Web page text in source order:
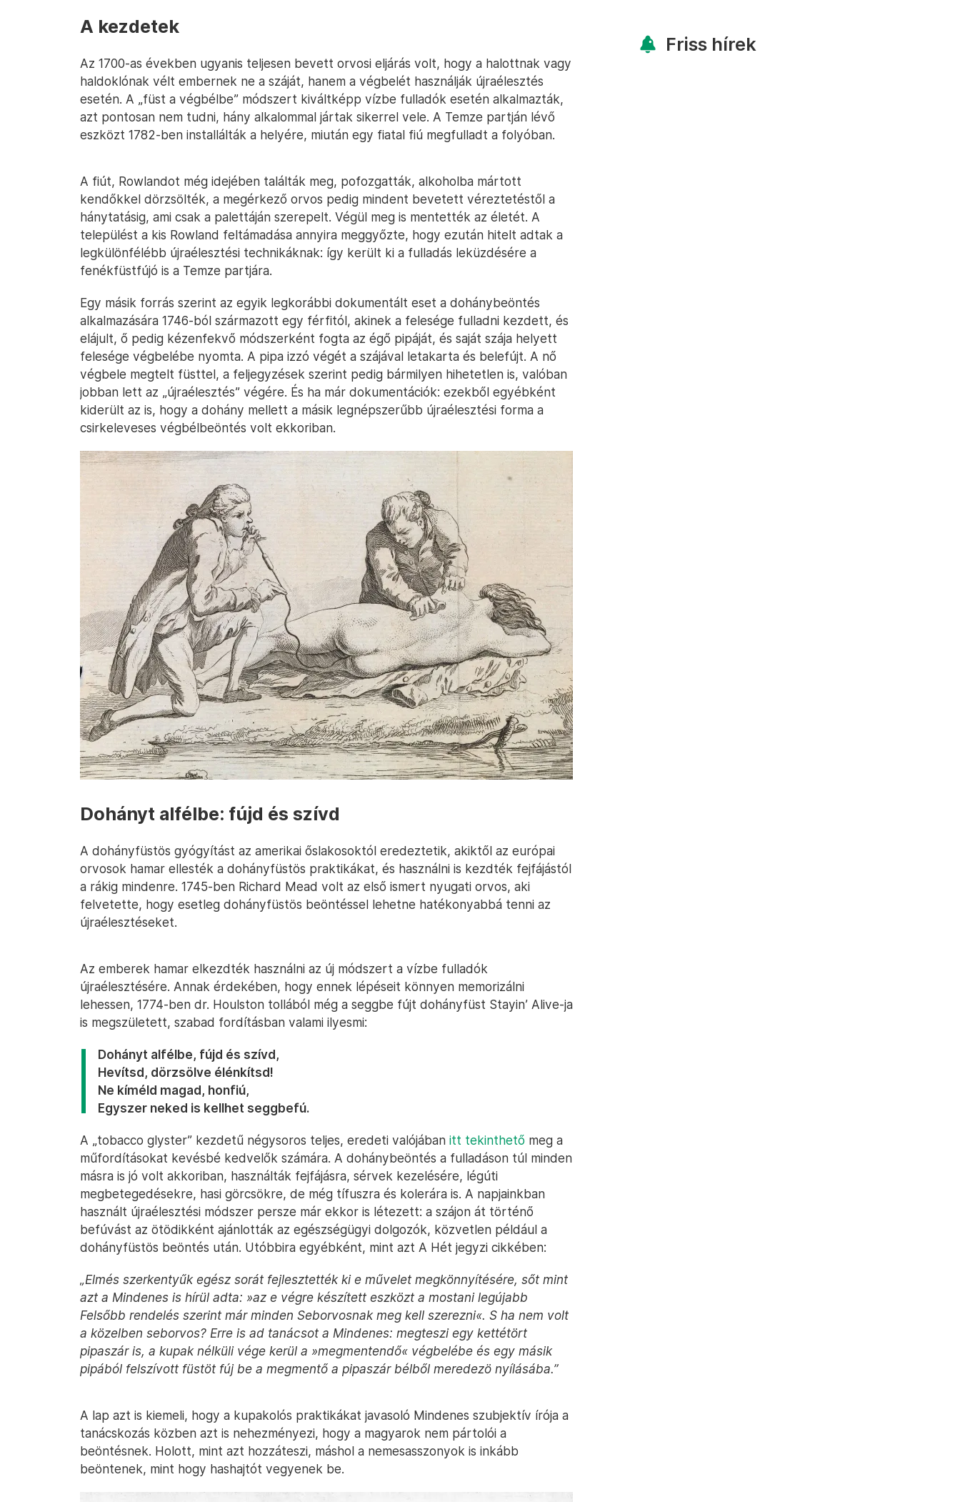
A kezdetek
Az 1700-as években ugyanis teljesen bevett orvosi eljárás volt, hogy a halottnak vagy
haldoklónak vélt embernek ne a száját, hanem a végbelét használják újraélesztés
esetén. A „füst a végbélbe” módszert kiváltképp vízbe fulladók esetén alkalmazták,
azt pontosan nem tudni, hány alkalommal jártak sikerrel vele. A Temze partján lévő
eszközt 1782-ben installálták a helyére, miután egy fiatal fiú megfulladt a folyóban.
A fiút, Rowlandot még idejében találták meg, pofozgatták, alkoholba mártott
kendőkkel dörzsölték, a megérkező orvos pedig mindent bevetett véreztetéstől a
hánytatásig, ami csak a palettáján szerepelt. Végül meg is mentették az életét. A
települést a kis Rowland feltámadása annyira meggyőzte, hogy ezután hitelt adtak a
legkülönfélébb újraélesztési technikáknak: így került ki a fulladás leküzdésére a
fenékfüstfújó is a Temze partjára.
Egy másik forrás szerint az egyik legkorábbi dokumentált eset a dohánybeöntés
alkalmazására 1746-ból származott egy férfitól, akinek a felesége fulladni kezdett, és
elájult, ő pedig kézenfekvő módszerként fogta az égő pipáját, és saját szája helyett
felesége végbelébe nyomta. A pipa izzó végét a szájával letakarta és belefújt. A nő
végbele megtelt füsttel, a feljegyzések szerint pedig bármilyen hihetetlen is, valóban
jobban lett az „újraélesztés” végére. És ha már dokumentációk: ezekből egyébként
kiderült az is, hogy a dohány mellett a másik legnépszerűbb újraélesztési forma a
csirkeleveses végbélbeöntés volt ekkoriban.
Dohányt alfélbe: fújd és szívd
A dohányfüstös gyógyítást az amerikai őslakosoktól eredeztetik, akiktől az európai
orvosok hamar ellesték a dohányfüstös praktikákat, és használni is kezdték fejfájástól
a rákig mindenre. 1745-ben Richard Mead volt az első ismert nyugati orvos, aki
felvetette, hogy esetleg dohányfüstös beöntéssel lehetne hatékonyabbá tenni az
újraélesztéseket.
Az emberek hamar elkezdték használni az új módszert a vízbe fulladók
újraélesztésére. Annak érdekében, hogy ennek lépéseit könnyen memorizálni
lehessen, 1774-ben dr. Houlston tollából még a seggbe fújt dohányfüst Stayin’ Alive-ja
is megszületett, szabad fordításban valami ilyesmi:
Dohányt alfélbe, fújd és szívd,
Hevítsd, dörzsölve élénkítsd!
Ne kíméld magad, honfiú,
Egyszer neked is kellhet seggbefú.
A „tobacco glyster” kezdetű négysoros teljes, eredeti valójában itt tekinthető meg a
műfordításokat kevésbé kedvelők számára. A dohánybeöntés a fulladáson túl minden
másra is jó volt akkoriban, használták fejfájásra, sérvek kezelésére, légúti
megbetegedésekre, hasi görcsökre, de még tífuszra és kolerára is. A napjainkban
használt újraélesztési módszer persze már ekkor is létezett: a szájon át történő
befúvást az ötödikként ajánlották az egészségügyi dolgozók, közvetlen például a
dohányfüstös beöntés után. Utóbbira egyébként, mint azt A Hét jegyzi cikkében:
„Elmés szerkentyűk egész sorát fejlesztették ki e művelet megkönnyítésére, sőt mint
azt a Mindenes is hírül adta: »az e végre készített eszközt a mostani legújabb
Felsőbb rendelés szerint már minden Seborvosnak meg kell szerezni«. S ha nem volt
a közelben seborvos? Erre is ad tanácsot a Mindenes: megteszi egy kettétört
pipaszár is, a kupak nélküli vége kerül a »megmentendő« végbelébe és egy másik
pipából felszívott füstöt fúj be a megmentő a pipaszár bélből meredezö nyílásába.”
A lap azt is kiemeli, hogy a kupakolós praktikákat javasoló Mindenes szubjektív írója a
tanácskozás közben azt is nehezményezi, hogy a magyarok nem pártolói a
beöntésnek. Holott, mint azt hozzáteszi, máshol a nemesasszonyok is inkább
beöntenek, mint hogy hashajtót vegyenek be.
Friss hírek